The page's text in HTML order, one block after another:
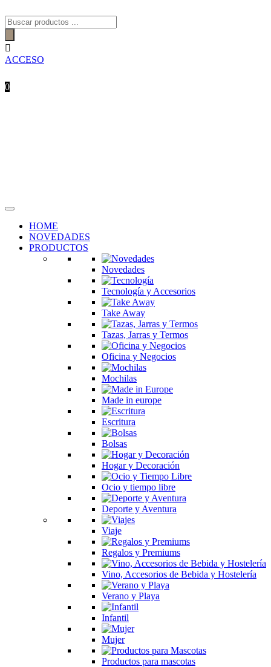
Búsqueda
de
productos

ACCESO
0
HOME
NOVEDADES
PRODUCTOS
Novedades
Tecnología y Accesorios
Take Away
Tazas, Jarras y Termos
Oficina y Negocios
Mochilas
Made in europe
Escritura
Bolsas
Hogar y Decoración
Ocio y tiempo libre
Deporte y Aventura
Viaje
Regalos y Premiums
Vino, Accesorios de Bebida y Hostelería
Verano y Playa
Infantil
Mujer
Productos para mascotas